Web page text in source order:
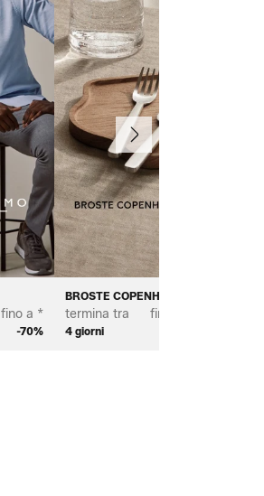
fino a *
-70%
BROSTE COPENHAGEN
termina tra
4 giorni
fino a *
Avanti